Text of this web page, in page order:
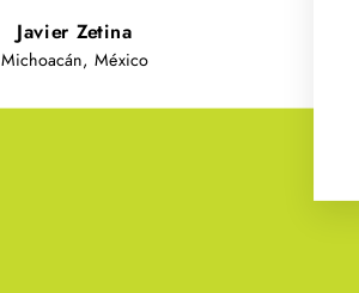
Javier Zetina
Michoacán, México